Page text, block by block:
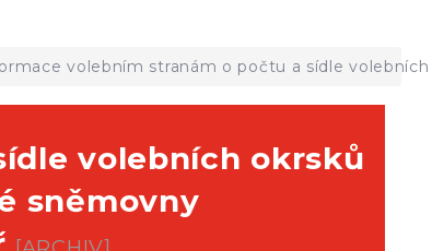
volebním stranám o počtu a sídle
volebních okrsků
sněmovny